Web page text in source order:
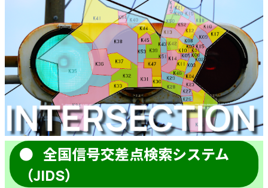
全国信号交差点検索システム
（JIDS）